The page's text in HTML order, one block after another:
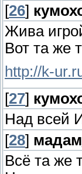
[26]
Жива
Вот та же
http://k-
[27]
Над всей
[28]
Всё та же